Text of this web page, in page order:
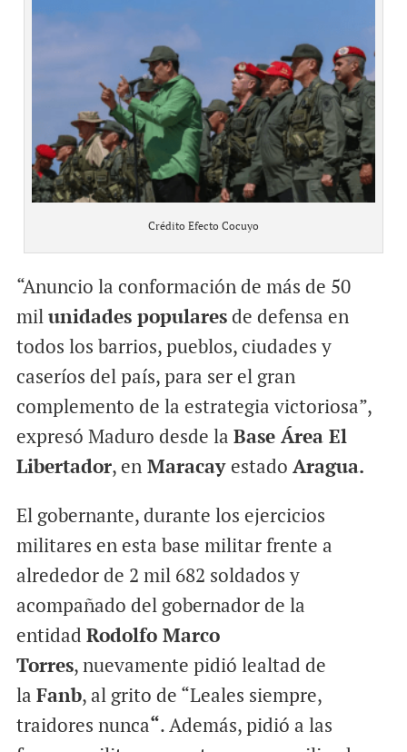
Crédito Efecto Cocuyo
“Anuncio la conformación de más de 50
milunidades popularesde defensa en
todos los barrios, pueblos, ciudades y
caseríos del país, para ser el gran
complemento de la estrategia victoriosa”,
expresó Maduro desde la Base Área El
Libertador, enMaracayestado Aragua.
El gobernante, durante los ejercicios
militares en esta base militar frente a
alrededor de 2 mil 682 soldados y
acompañado del gobernador de la
entidad Rodolfo Marco
Torres, nuevamente pidió lealtad de
la Fanb, al grito de “Leales siempre,
traidores nunca“. Además, pidió a las